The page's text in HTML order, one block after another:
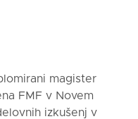
magister
FMF v Novem
izkušenj v